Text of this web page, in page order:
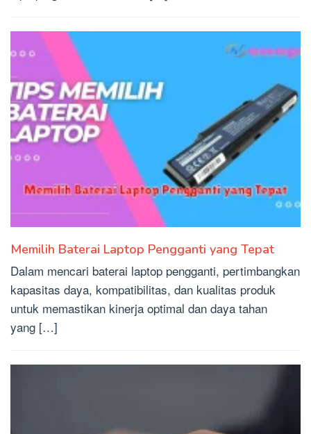
Memilih Baterai Laptop Pengganti yang Tepat
Dalam mencari baterai laptop pengganti, pertimbangkan
kapasitas daya, kompatibilitas, dan kualitas produk
untuk memastikan kinerja optimal dan daya tahan
yang […]